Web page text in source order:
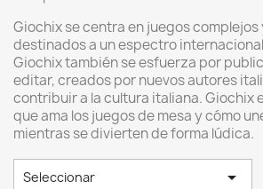
Giochix se centra en juegos
destinados a un espectro
Giochix también se esfuerza por
editar, creados por nuevos autores
contribuir a la cultura italiana. Giochix
que ama los juegos de mesa y cómo
mientras se divierten de forma lúdica.
Seleccionar 